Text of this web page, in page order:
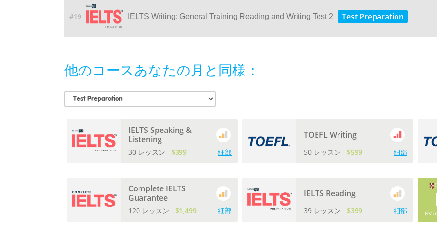
#19 IELTS Writing: General Training Reading and Writing Test 2 Test Preparation
他のコースあなたの月と同様：
IELTS Speaking &
Listening
30 レッスン $399 細部
TOEFL Writing
50 レッスン $599 細部
Complete IELTS
Guarantee
120 レッスン $1,499 細部
IELTS Reading
39 レッスン $399 細部